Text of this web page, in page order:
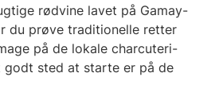
rødvine lavet på Gamay-
du prøve traditionelle retter
på de lokale charcuteri-
godt sted at starte er på de